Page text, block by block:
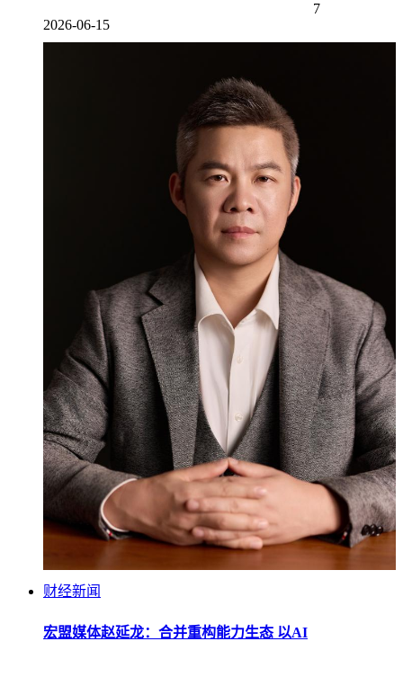
7
2026-06-15
财经新闻
宏盟媒体赵延龙：合并重构能力生态 以AI